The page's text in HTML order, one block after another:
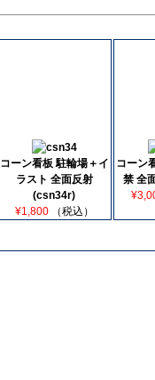
コーン看板 駐輪場＋イ
ラスト 全面反射
(csn34r)
¥1,800
（税込）
コーン
禁 全